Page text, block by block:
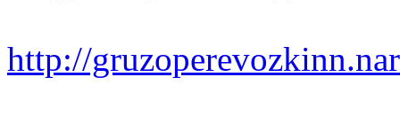
http://